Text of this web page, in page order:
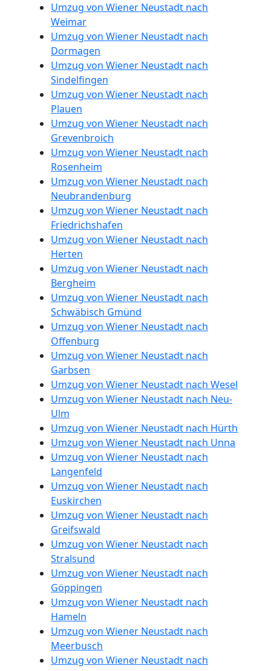
Umzug von Wiener Neustadt nach
Weimar
Umzug von Wiener Neustadt nach
Dormagen
Umzug von Wiener Neustadt nach
Sindelfingen
Umzug von Wiener Neustadt nach
Plauen
Umzug von Wiener Neustadt nach
Grevenbroich
Umzug von Wiener Neustadt nach
Rosenheim
Umzug von Wiener Neustadt nach
Neubrandenburg
Umzug von Wiener Neustadt nach
Friedrichshafen
Umzug von Wiener Neustadt nach
Herten
Umzug von Wiener Neustadt nach
Bergheim
Umzug von Wiener Neustadt nach
Schwäbisch Gmünd
Umzug von Wiener Neustadt nach
Offenburg
Umzug von Wiener Neustadt nach
Garbsen
Umzug von Wiener Neustadt nach Wesel
Umzug von Wiener Neustadt nach Neu-
Ulm
Umzug von Wiener Neustadt nach Hürth
Umzug von Wiener Neustadt nach Unna
Umzug von Wiener Neustadt nach
Langenfeld
Umzug von Wiener Neustadt nach
Euskirchen
Umzug von Wiener Neustadt nach
Greifswald
Umzug von Wiener Neustadt nach
Stralsund
Umzug von Wiener Neustadt nach
Göppingen
Umzug von Wiener Neustadt nach
Hameln
Umzug von Wiener Neustadt nach
Meerbusch
Umzug von Wiener Neustadt nach
Übersiedlung
Wiener
Neustadt
Klaviertransport
Wiener
Neustadt
Privatumzug
Wiener
Neustadt
Tresortransport
Wiener
Neustadt
Umzug
Senioren
Wiener
Neustadt